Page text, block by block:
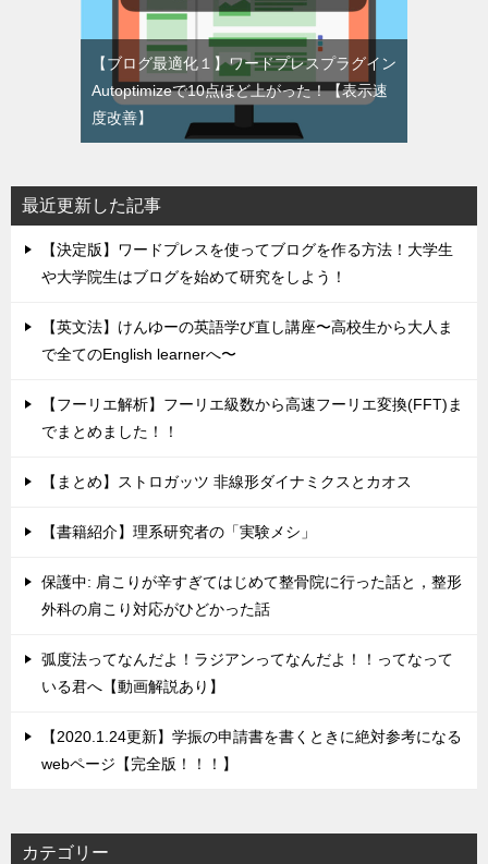
【ブログ最適化１】ワードプレスプラグイン
Autoptimizeで10点ほど上がった！【表示速
度改善】
最近更新した記事
【決定版】ワードプレスを使ってブログを作る方法！大学生
や大学院生はブログを始めて研究をしよう！
【英文法】けんゆーの英語学び直し講座〜高校生から大人ま
で全てのEnglish learnerへ〜
【フーリエ解析】フーリエ級数から高速フーリエ変換(FFT)ま
でまとめました！！
【まとめ】ストロガッツ 非線形ダイナミクスとカオス
【書籍紹介】理系研究者の「実験メシ」
保護中: 肩こりが辛すぎてはじめて整骨院に行った話と，整形
外科の肩こり対応がひどかった話
弧度法ってなんだよ！ラジアンってなんだよ！！ってなって
いる君へ【動画解説あり】
【2020.1.24更新】学振の申請書を書くときに絶対参考になる
webページ【完全版！！！】
カテゴリー